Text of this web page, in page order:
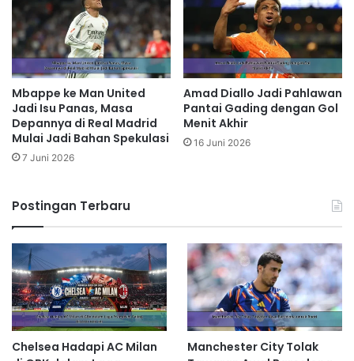
Mbappe ke Man United
Jadi Isu Panas, Masa
Depannya di Real Madrid
Mulai Jadi Bahan Spekulasi
7 Juni 2026
Amad Diallo Jadi Pahlawan
Pantai Gading dengan Gol
Menit Akhir
16 Juni 2026
Postingan Terbaru
Chelsea Hadapi AC Milan
Manchester City Tolak